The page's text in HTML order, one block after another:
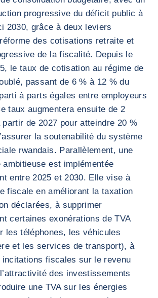
progressive du déficit public à
2030, grâce à deux leviers
des cotisations retraite et
de la fiscalité. Depuis le
le taux de cotisation au régime de
passant de 6 % à 12 % du
à parts égales entre employeurs
taux augmentera ensuite de 2
de 2027 pour atteindre 20 %
la soutenabilité du système
rwandais. Parallèlement, une
est implémentée
entre 2025 et 2030. Elle vise à
fiscale en améliorant la taxation
déclarées, à supprimer
certaines exonérations de TVA
les téléphones, les véhicules
et les services de transport), à
fiscales sur le revenu
des investissements
une TVA sur les énergies